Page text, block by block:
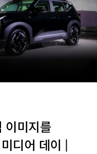
이미지를
디어 데이 |